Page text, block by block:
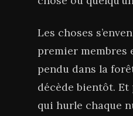
Les choses
premier membres
pendu dans la
décède bientôt.
qui hurle chaque